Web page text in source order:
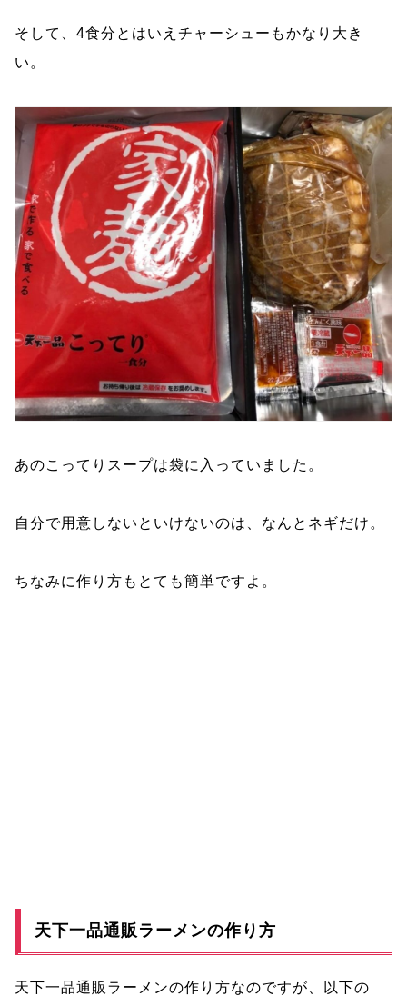
そして、4食分とはいえチャーシューもかなり大き
い。
あのこってりスープは袋に入っていました。
自分で用意しないといけないのは、なんとネギだけ。
ちなみに作り方もとても簡単ですよ。
天下一品通販ラーメンの作り方
天下一品通販ラーメンの作り方なのですが、以下の